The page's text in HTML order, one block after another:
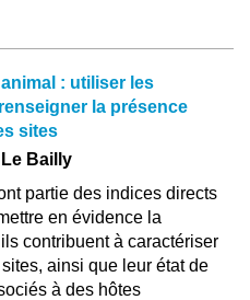
: utiliser les
la présence
sites
Bailly
partie des indices directs
en évidence la
contribuent à caractériser
ainsi que leur état de
à des hôtes